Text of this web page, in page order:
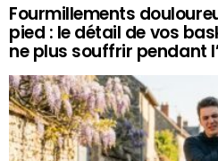
Fourmillements
pied : le détail de vos
ne plus souffrir pendant